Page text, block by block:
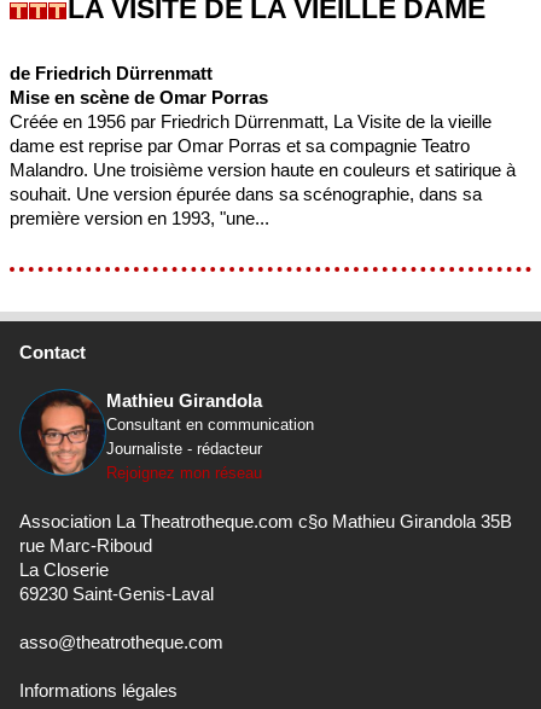
LA VISITE DE LA VIEILLE DAME
de Friedrich Dürrenmatt
Mise en scène de Omar Porras
Créée en 1956 par Friedrich Dürrenmatt, La Visite de la vieille
dame est reprise par Omar Porras et sa compagnie Teatro
Malandro. Une troisième version haute en couleurs et satirique à
souhait. Une version épurée dans sa scénographie, dans sa
première version en 1993, "une...
Contact
Mathieu Girandola
Consultant en communication
Journaliste - rédacteur
Rejoignez mon réseau
Association La Theatrotheque.com c§o Mathieu Girandola 35B
rue Marc-Riboud
La Closerie
69230 Saint-Genis-Laval
asso@theatrotheque.com
Informations légales